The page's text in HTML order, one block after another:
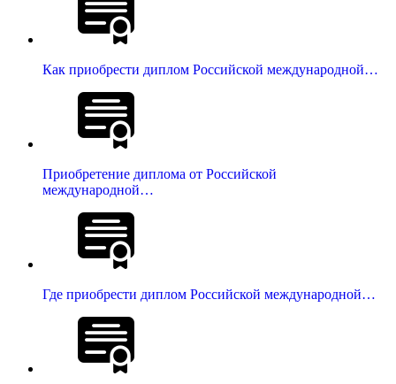
Как приобрести диплом Российской международной…
Приобретение диплома от Российской
международной…
Где приобрести диплом Российской международной…